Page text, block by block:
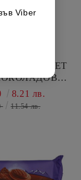
ПАКЕТ
400 ГР
8.21 лв.
11.54 лв.
Viber